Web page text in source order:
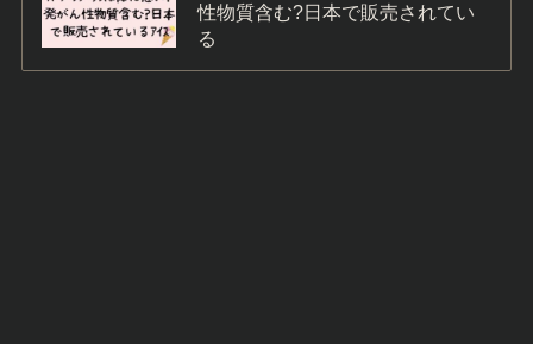
性物質含む?日本で販売されてい
る